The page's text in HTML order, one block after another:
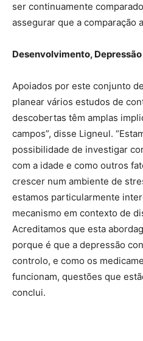
ser continuamente
assegurar que a comparação
Desenvolvimento,
Apoiados por este conjunto
planear vários estudos de
descobertas têm amplas
campos”, disse Ligneul.
possibilidade de investigar
com a idade e como outros
crescer num ambiente de
estamos particularmente
mecanismo em contexto de
Acreditamos que esta
porque é que a depressão
controlo, e como os
funcionam, questões que
conclui.